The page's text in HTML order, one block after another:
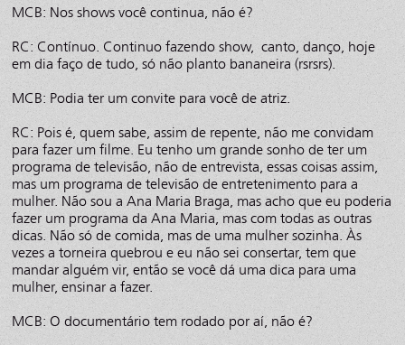
MCB: Nos shows você continua, não é?
RC: Contínuo. Continuo fazendo show, canto, danço, hoje
em dia faço de tudo, só não planto bananeira (rsrsrs).
MCB: Podia ter um convite para você de atriz.
RC: Pois é, quem sabe, assim de repente, não me convidam
para fazer um filme. Eu tenho um grande sonho de ter um
programa de televisão, não de entrevista, essas coisas assim,
mas um programa de televisão de entretenimento para a
mulher. Não sou a Ana Maria Braga, mas acho que eu poderia
fazer um programa da Ana Maria, mas com todas as outras
dicas. Não só de comida, mas de uma mulher sozinha. Às
vezes a torneira quebrou e eu não sei consertar, tem que
mandar alguém vir, então se você dá uma dica para uma
mulher, ensinar a fazer.
MCB: O documentário tem rodado por aí, não é?